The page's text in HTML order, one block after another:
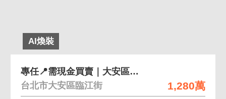
AI煥裝
1,280萬
專任📍需現金買賣｜大安區臨江街地上權｜優質華廈
台北市大安區臨江街